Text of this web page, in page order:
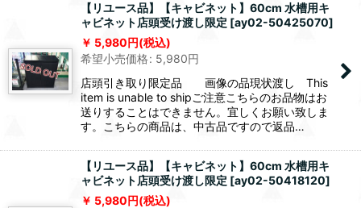
【リユース品】【キャビネット】60cm 水槽用キ
ャビネット店頭受け渡し限定 [ay02-50425070]
5,980円(税込)
希望小売価格: 5,980円
店頭引き取り限定品 画像の品現状渡し This
item is unable to shipご注意こちらのお品物はお
送りすることはできません。宜しくお願い致しま
す。こちらの商品は、中古品ですので返品…
【リユース品】【キャビネット】60cm 水槽用キ
ャビネット店頭受け渡し限定 [ay02-50418120]
5,980円(税込)